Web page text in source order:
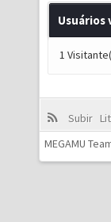
Usuários
1
Subir
MEGAMU